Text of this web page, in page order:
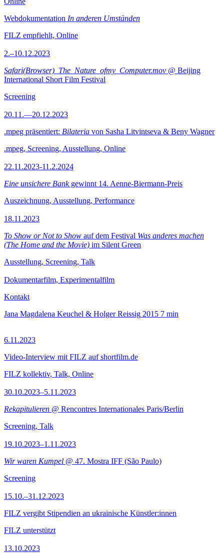
Webdokumentation In anderen Umständen
FILZ empfiehlt, Online
2.–10.12.2023
Safari(Browser)_The_Nature_ofmy_Computer.mov @ Beijing
International Short Film Festival
Screening
20.11.—20.12.2023
.mpeg präsentiert: Bilateria von Sasha Litvintseva & Beny Wagner
.mpeg, Screening, Ausstellung, Online
22.11.2023-11.2.2024
Eine unsichere Bankgewinnt 14. Aenne-Biermann-Preis
Auszeichnung, Ausstellung, Performance
18.11.2023
To Show or Not to Show auf dem Festival Was anderes machen
(The Home and the Movie) im Silent Green
Ausstellung, Screening, Talk
Dokumentarfilm, Experimentalfilm
Kontakt
Jana Magdalena Keuchel & Holger Reissig 2015 7 min
6.11.2023
Video-Interview mit FILZ auf shortfilm.de
FILZ kollektiv, Talk, Online
30.10.2023–5.11.2023
Rekapitulieren @ Rencontres Internationales Paris/Berlin
Screening, Talk
19.10.2023–1.11.2023
Wir waren Kumpel @ 47. Mostra IFF (São Paulo)
Screening
15.10.–31.12.2023
FILZ vergibt Stipendien an ukrainische Künstler:innen
FILZ unterstützt
13.10.2023